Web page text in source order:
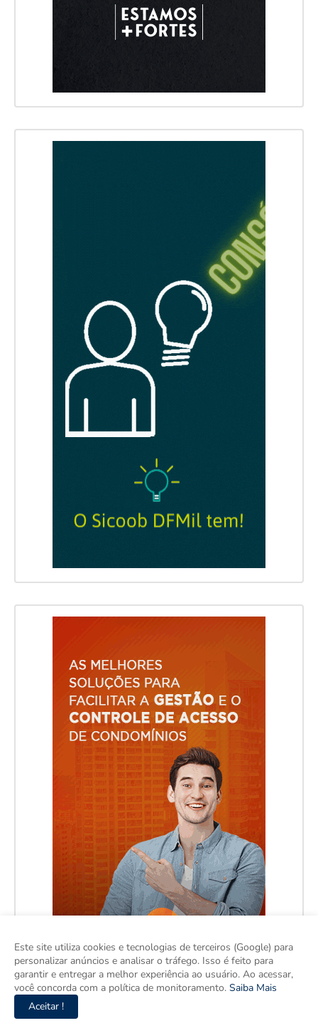
Este site utiliza cookies e tecnologias de terceiros (Google) para
personalizar anúncios e analisar o tráfego. Isso é feito para
garantir e entregar a melhor experiência ao usuário. Ao acessar,
você concorda com a política de monitoramento. Saiba Mais
Aceitar !